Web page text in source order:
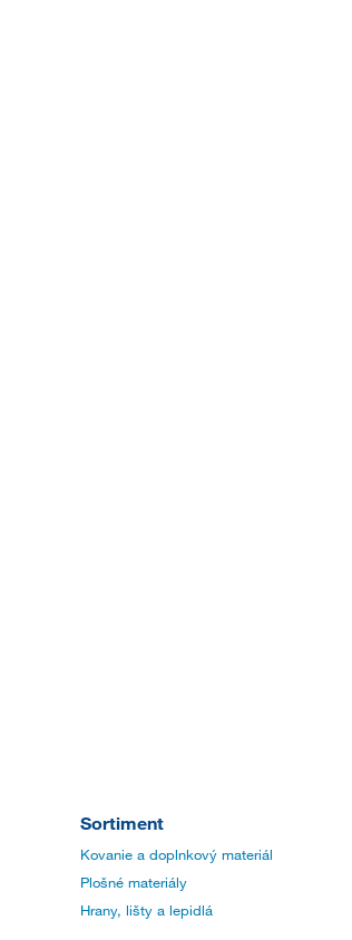
Sortiment
Kovanie a doplnkový materiál
Plošné materiály
Hrany, lišty a lepidlá